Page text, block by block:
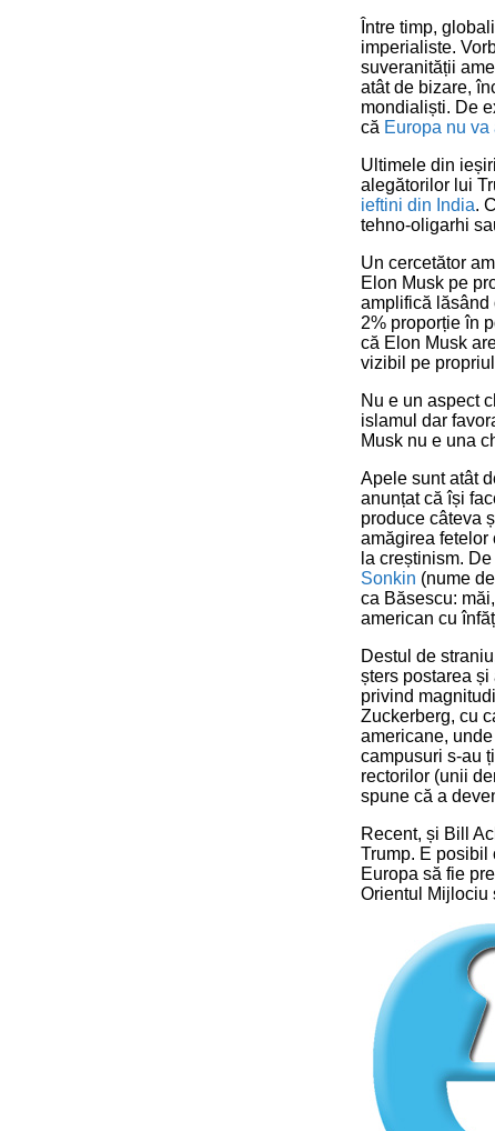
Între timp,
imperialiste.
suveranității
atât de bizare,
mondialiști. De
că Europa nu va
Ultimele din
alegătorilor lui
ieftini din India.
tehno-oligarhi
Un cercetător
Elon Musk pe
amplifică lăsând
2% proporție în
că Elon Musk
vizibil pe
Nu e un aspect
islamul dar
Musk nu e una
Apele sunt atât
anunțat că își
produce câteva
amăgirea fetelor
la creștinism.
Sonkin (nume
ca Băsescu:
american cu
Destul de
șters postarea
privind
Zuckerberg, cu
americane,
campusuri s-au
rectorilor (unii
spune că a
Recent, și Bill
Trump. E posibil
Europa să fie
Orientul Mijlociu